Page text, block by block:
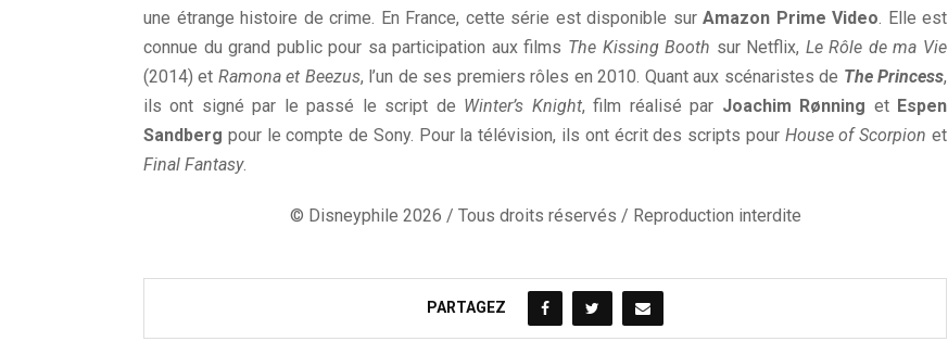
une étrange histoire de crime. En France, cette série est disponible sur Amazon Prime Video. Elle est
connue du grand public pour sa participation aux films The Kissing Booth sur Netflix, Le Rôle de ma Vie
(2014) et Ramona et Beezus, l’un de ses premiers rôles en 2010. Quant aux scénaristes de The Princess,
ils ont signé par le passé le script de Winter’s Knight, film réalisé par Joachim Rønning et Espen
Sandberg pour le compte de Sony. Pour la télévision, ils ont écrit des scripts pour House of Scorpion et
Final Fantasy.
© Disneyphile 2026 / Tous droits réservés / Reproduction interdite
PARTAGEZ